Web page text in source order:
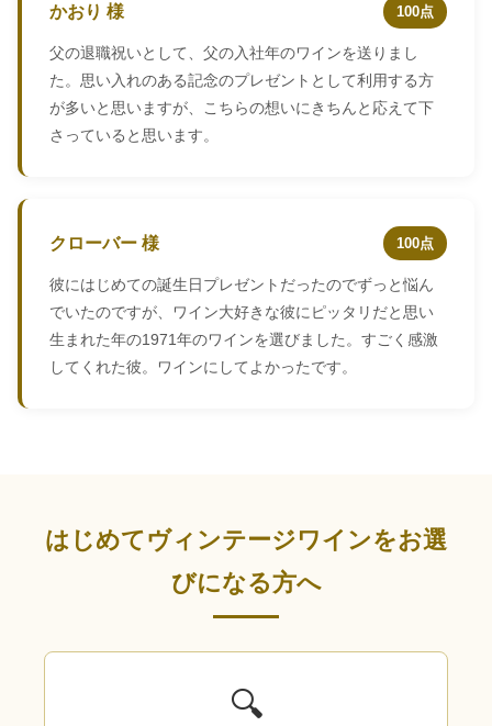
かおり 様 100点
父の退職祝いとして、父の入社年のワインを送りまし
た。思い入れのある記念のプレゼントとして利用する方
が多いと思いますが、こちらの想いにきちんと応えて下
さっていると思います。
クローバー 様 100点
彼にはじめての誕生日プレゼントだったのでずっと悩ん
でいたのですが、ワイン大好きな彼にピッタリだと思い
生まれた年の1971年のワインを選びました。すごく感激
してくれた彼。ワインにしてよかったです。
はじめてヴィンテージワインをお選
びになる方へ
🔍